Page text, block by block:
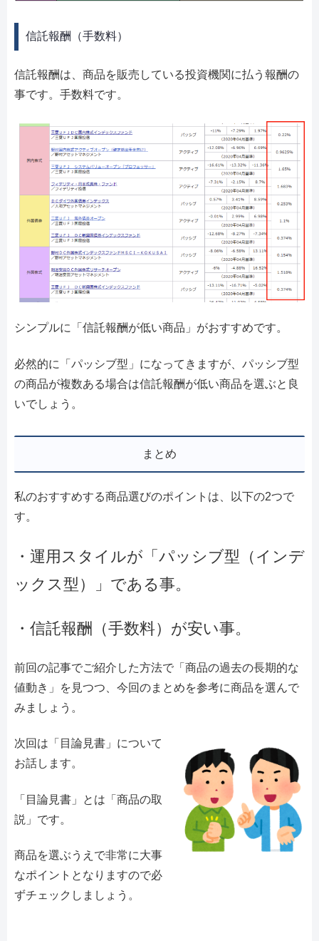
信託報酬（手数料）
信託報酬は、商品を販売している投資機関に払う報酬の
事です。手数料です。
シンプルに「信託報酬が低い商品」がおすすめです。
必然的に「パッシブ型」になってきますが、パッシブ型
の商品が複数ある場合は信託報酬が低い商品を選ぶと良
いでしょう。
まとめ
私のおすすめする商品選びのポイントは、以下の2つで
す。
・運用スタイルが「パッシブ型（インデ
ックス型）」である事。
・信託報酬（手数料）が安い事。
前回の記事でご紹介した方法で「商品の過去の長期的な
値動き」を見つつ、今回のまとめを参考に商品を選んで
みましょう。
次回は「目論見書」について
お話します。
「目論見書」とは「商品の取
説」です。
商品を選ぶうえで非常に大事
なポイントとなりますので必
ずチェックしましょう。